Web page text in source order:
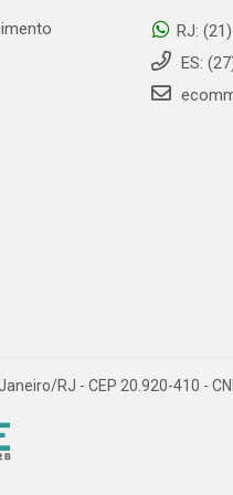
RJ:
ES:
RJ - CEP 20.920-410 -